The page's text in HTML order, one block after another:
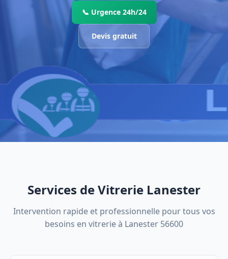
📞 Urgence 24h/24
Devis gratuit
Services de Vitrerie Lanester
Intervention rapide et professionnelle pour tous vos
besoins en vitrerie à Lanester 56600